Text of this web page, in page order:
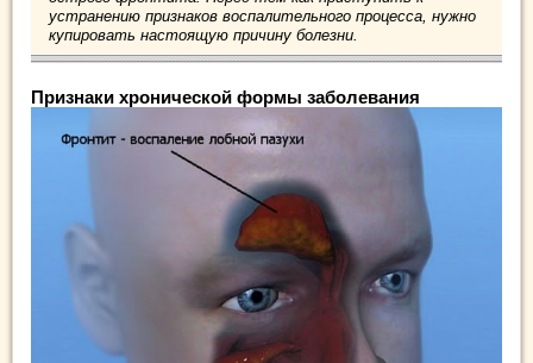
устранению признаков воспалительного процесса, нужно
купировать настоящую причину болезни.
Признаки хронической формы заболевания